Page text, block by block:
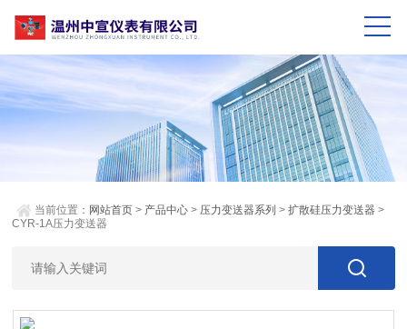
当前位置： 网站首页 > 产品中心 > 压力变送器系列 >扩散硅压力变送器 >
CYR-1A压力变送器